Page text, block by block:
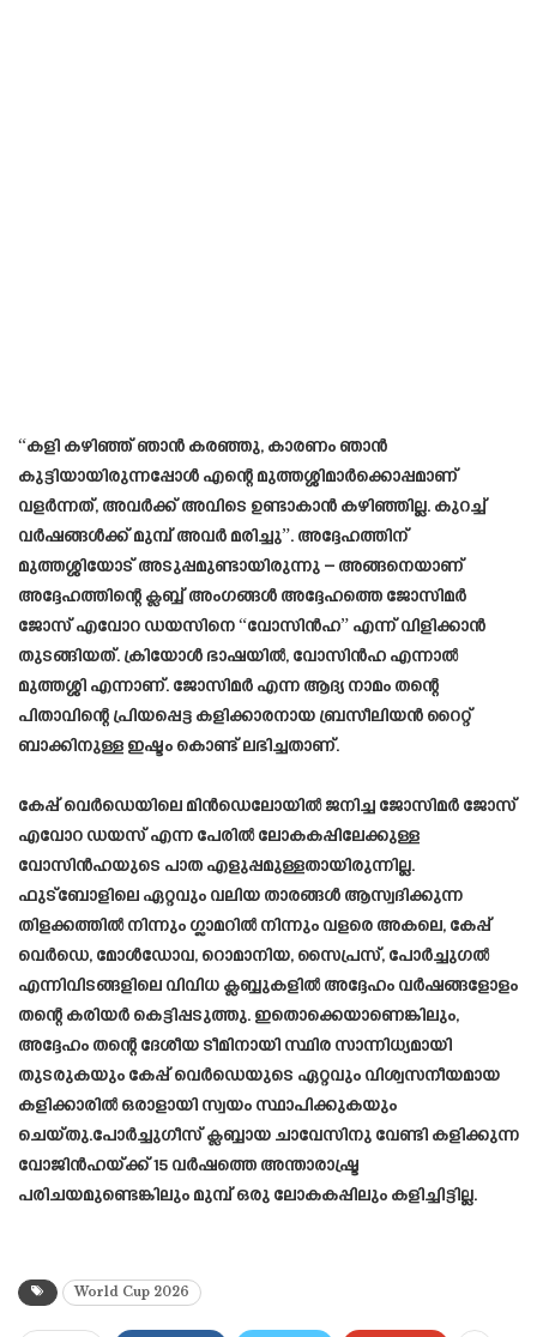
“കളി കഴിഞ്ഞ് ഞാൻ കരഞ്ഞു, കാരണം ഞാൻ
കുട്ടിയായിരുന്നപ്പോൾ എന്റെ മുത്തശ്ശിമാർക്കൊപ്പമാണ്
വളർന്നത്, അവർക്ക് അവിടെ ഉണ്ടാകാൻ കഴിഞ്ഞില്ല. കുറച്ച്
വർഷങ്ങൾക്ക് മുമ്പ് അവർ മരിച്ചു”. അദ്ദേഹത്തിന്
മുത്തശ്ശിയോട് അടുപ്പമുണ്ടായിരുന്നു – അങ്ങനെയാണ്
അദ്ദേഹത്തിന്റെ ക്ലബ്ബ് അംഗങ്ങൾ അദ്ദേഹത്തെ ജോസിമർ
ജോസ് എവോറ ഡയസിനെ “വോസിൻഹ” എന്ന് വിളിക്കാൻ
തുടങ്ങിയത്. ക്രിയോൾ ഭാഷയിൽ, വോസിൻഹ എന്നാൽ
മുത്തശ്ശി എന്നാണ്. ജോസിമർ എന്ന ആദ്യ നാമം തന്റെ
പിതാവിന്റെ പ്രിയപ്പെട്ട കളിക്കാരനായ ബ്രസീലിയൻ റൈറ്റ്
ബാക്കിനുള്ള ഇഷ്ടം കൊണ്ട് ലഭിച്ചതാണ്.
കേപ്പ് വെർഡെയിലെ മിൻഡെലോയിൽ ജനിച്ച ജോസിമർ ജോസ്
എവോറ ഡയസ് എന്ന പേരിൽ ലോകകപ്പിലേക്കുള്ള
വോസിൻഹയുടെ പാത എളുപ്പമുള്ളതായിരുന്നില്ല.
ഫുട്ബോളിലെ ഏറ്റവും വലിയ താരങ്ങൾ ആസ്വദിക്കുന്ന
തിളക്കത്തിൽ നിന്നും ഗ്ലാമറിൽ നിന്നും വളരെ അകലെ, കേപ്പ്
വെർഡെ, മോൾഡോവ, റൊമാനിയ, സൈപ്രസ്, പോർച്ചുഗൽ
എന്നിവിടങ്ങളിലെ വിവിധ ക്ലബ്ബുകളിൽ അദ്ദേഹം വർഷങ്ങളോളം
തന്റെ കരിയർ കെട്ടിപ്പടുത്തു. ഇതൊക്കെയാണെങ്കിലും,
അദ്ദേഹം തന്റെ ദേശീയ ടീമിനായി സ്ഥിര സാന്നിധ്യമായി
തുടരുകയും കേപ്പ് വെർഡെയുടെ ഏറ്റവും വിശ്വസനീയമായ
കളിക്കാരിൽ ഒരാളായി സ്വയം സ്ഥാപിക്കുകയും
ചെയ്തു.പോർച്ചുഗീസ് ക്ലബ്ബായ ചാവേസിനു വേണ്ടി കളിക്കുന്ന
വോജിൻഹയ്ക്ക് 15 വർഷത്തെ അന്താരാഷ്ട്ര
പരിചയമുണ്ടെങ്കിലും മുമ്പ് ഒരു ലോകകപ്പിലും കളിച്ചിട്ടില്ല.
World Cup 2026